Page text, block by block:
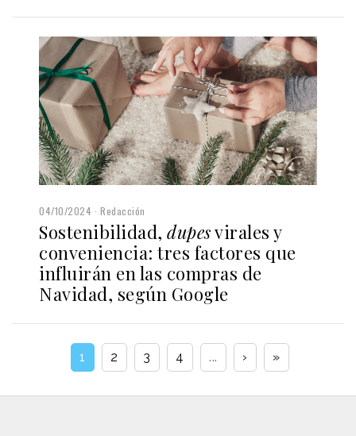
04/10/2024 Redacción
Sostenibilidad, dupesvirales y
conveniencia: tres factores que
influirán en las compras de
Navidad, según Google
1 2 3 4 ... › »